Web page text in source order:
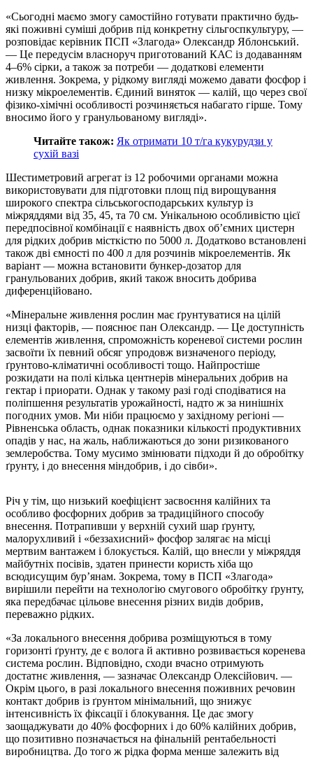
«Сьогодні маємо змогу самостійно готувати практично будь-
які поживні суміші добрив під конкретну сільгоспкультуру, —
розповідає керівник ПСП «Злагода» Олександр Яблонський.
— Це передусім власноруч приготований КАС із додаванням
4–6% сірки, а також за потреби — додаткові елементи
живлення. Зокрема, у рідкому вигляді можемо давати фосфор і
низку мікроелементів. Єдиний виняток — калій, що через свої
фізико-хімічні особливості розчиняється набагато гірше. Тому
вносимо його у гранульованому вигляді».
Читайте також: Як отримати 10 т/га кукурудзи у
сухій вазі
Шестиметровий агрегат із 12 робочими органами можна
використовувати для підготовки площ під вирощування
широкого спектра сільськогосподарських культур із
міжряддями від 35, 45, та 70 см. Унікальною особливістю цієї
передпосівної комбінації є наявність двох об’ємних цистерн
для рідких добрив місткістю по 5000 л. Додатково встановлені
також дві ємності по 400 л для розчинів мікроелементів. Як
варіант — можна встановити бункер-дозатор для
гранульованих добрив, який також вносить добрива
диференційовано.
«Мінеральне живлення рослин має ґрунтуватися на цілій
низці факторів, — пояснює пан Олександр. — Це доступність
елементів живлення, спроможність кореневої системи рослин
засвоїти їх певний обсяг упродовж визначеного періоду,
ґрунтово-кліматичні особливості тощо. Найпростіше
розкидати на полі кілька центнерів мінеральних добрив на
гектар і приорати. Однак у такому разі годі сподіватися на
поліпшення результатів урожайності, надто ж за нинішніх
погодних умов. Ми ніби працюємо у західному регіоні —
Рівненська область, однак показники кількості продуктивних
опадів у нас, на жаль, наближаються до зони ризикованого
землеробства. Тому мусимо змінювати підходи й до обробітку
ґрунту, і до внесення міндобрив, і до сівби».
Річ у тім, що низький коефіцієнт засвоєння калійних та
особливо фосфорних добрив за традиційного способу
внесення. Потрапивши у верхній сухий шар ґрунту,
малорухливий і «беззахисний» фосфор залягає на місці
мертвим вантажем і блокується. Калій, що внесли у міжряддя
майбутніх посівів, здатен принести користь хіба що
всюдисущим бур’янам. Зокрема, тому в ПСП «Злагода»
вирішили перейти на технологію смугового обробітку ґрунту,
яка передбачає цільове внесення різних видів добрив,
переважно рідких.
«За локального внесення добрива розміщуються в тому
горизонті ґрунту, де є волога й активно розвивається коренева
система рослин. Відповідно, сходи вчасно отримують
достатнє живлення, — зазначає Олександр Олексійович. —
Окрім цього, в разі локального внесення поживних речовин
контакт добрив із ґрунтом мінімальний, що знижує
інтенсивність їх фіксації і блокування. Це дає змогу
заощаджувати до 40% фосфорних і до 60% калійних добрив,
що позитивно позначається на фінальній рентабельності
виробництва. До того ж рідка форма менше залежить від